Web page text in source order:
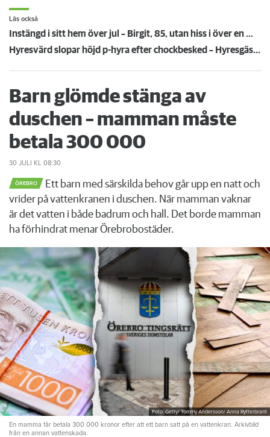
Läs också
Instängd i sitt hem över jul – Birgit, 85, utan hiss i över en månad
Hyresvärd slopar höjd p-hyra efter chockbesked – Hyresgästföreningen: ”Föredömligt”
Barn glömde stänga av
duschen – mamman måste
betala 300 000
30 JULI KL 08:30
ÖREBRO
Ett barn med särskilda behov går upp en natt och
vrider på vattenkranen i duschen. När mamman vaknar
är det vatten i både badrum och hall. Det borde mamman
ha förhindrat menar Örebrobostäder.
Foto: Getty/ Tommy Andersson/ Anna Rytterbrant
En mamma får betala 300 000 kronor efter att ett barn satt på en vattenkran. Arkivbild
från en annan vattenskada.